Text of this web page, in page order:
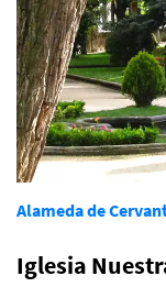
Alameda de
Iglesia